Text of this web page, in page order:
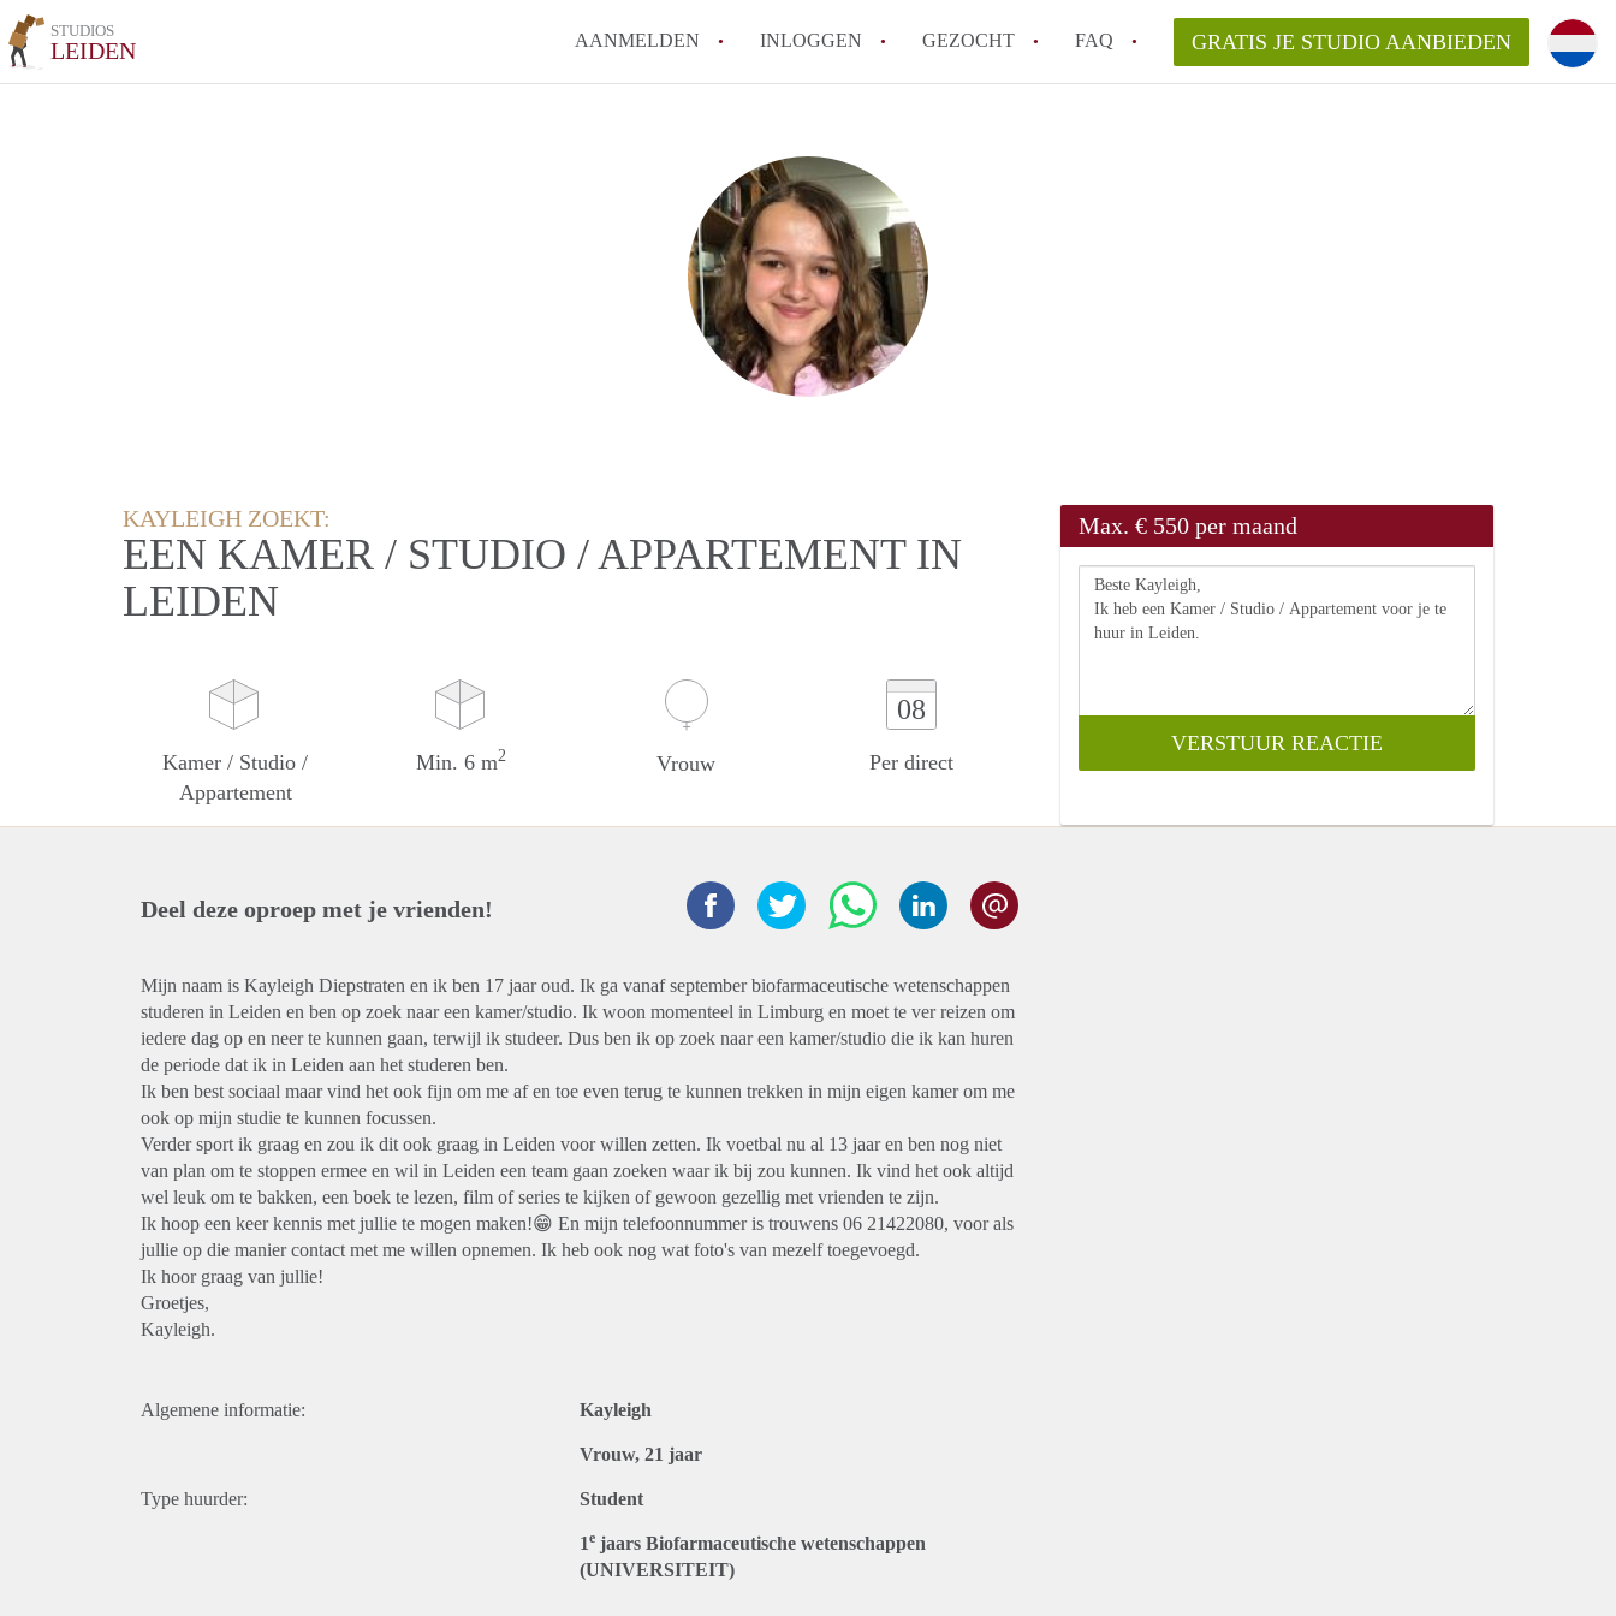
STUDIOS
LEIDEN AANMELDEN INLOGGEN GEZOCHT FAQ
Hoeveel kost het om te reageren op een Studio in Leiden?
Wat is de privacyverklaring van StudiosLeiden?
Berekent StudiosLeiden makelaarsvergoeding/bemiddelingsvergoeding?
Alle veelgestelde vragen
GRATIS JE STUDIO AANBIEDEN
KAYLEIGH ZOEKT:
EEN KAMER / STUDIO / APPARTEMENT IN
LEIDEN
Kamer / Studio /
Appartement
Min. 6 m2 Vrouw
08
Per direct
Max. € 550 per maand
Deel deze oproep met je vrienden!
Mijn naam is Kayleigh Diepstraten en ik ben 17 jaar oud. Ik ga vanaf september biofarmaceutische wetenschappen
studeren in Leiden en ben op zoek naar een kamer/studio. Ik woon momenteel in Limburg en moet te ver reizen om
iedere dag op en neer te kunnen gaan, terwijl ik studeer. Dus ben ik op zoek naar een kamer/studio die ik kan huren
de periode dat ik in Leiden aan het studeren ben.
Ik ben best sociaal maar vind het ook fijn om me af en toe even terug te kunnen trekken in mijn eigen kamer om me
ook op mijn studie te kunnen focussen.
Verder sport ik graag en zou ik dit ook graag in Leiden voor willen zetten. Ik voetbal nu al 13 jaar en ben nog niet
van plan om te stoppen ermee en wil in Leiden een team gaan zoeken waar ik bij zou kunnen. Ik vind het ook altijd
wel leuk om te bakken, een boek te lezen, film of series te kijken of gewoon gezellig met vrienden te zijn.
Ik hoop een keer kennis met jullie te mogen maken!😁 En mijn telefoonnummer is trouwens 06 21422080, voor als
jullie op die manier contact met me willen opnemen. Ik heb ook nog wat foto's van mezelf toegevoegd.
Ik hoor graag van jullie!
Groetjes,
Kayleigh.
Algemene informatie: Kayleigh
Vrouw, 21 jaar
Type huurder: Student
1e jaars Biofarmaceutische wetenschappen
(UNIVERSITEIT)